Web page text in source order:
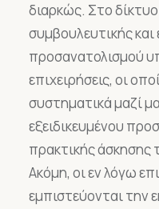
διαρκώς. Στο
συμβουλευτικής
προσανατολισμού
επιχειρήσεις, οι
συστηματικά μαζί
εξειδικευμένου
πρακτικής
Ακόμη, οι εν λόγω
εμπιστεύονται την